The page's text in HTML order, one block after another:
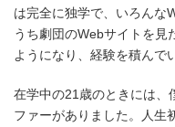
は完全に独学で、いろんな
うち劇団のWebサイトを見
ようになり、経験を積んで
在学中の21歳のときには、
ファーがありました。人生